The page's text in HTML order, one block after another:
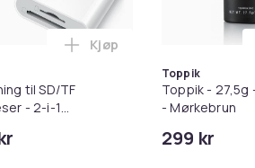
Dry Shampoo Nonaerosol Balances
til SD/TF
- 2-i-1
iPad
Legg Lightning til SD/TF
Kjøp
Toppik
Toppik - 27,5g
- Mørkebrun
299 kr